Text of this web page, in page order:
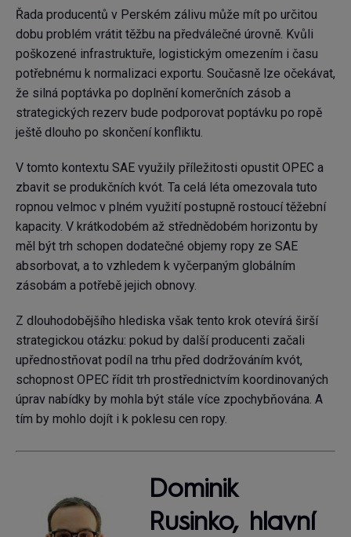
Řada producentů v Perském zálivu může mít po určitou
dobu problém vrátit těžbu na předválečné úrovně. Kvůli
poškozené infrastruktuře, logistickým omezením i času
potřebnému k normalizaci exportu. Současně lze očekávat,
že silná poptávka po doplnění komerčních zásob a
strategických rezerv bude podporovat poptávku po ropě
ještě dlouho po skončení konfliktu.
V tomto kontextu SAE využily příležitosti opustit OPEC a
zbavit se produkčních kvót. Ta celá léta omezovala tuto
ropnou velmoc v plném využití postupně rostoucí těžební
kapacity. V krátkodobém až střednědobém horizontu by
měl být trh schopen dodatečné objemy ropy ze SAE
absorbovat, a to vzhledem k vyčerpaným globálním
zásobám a potřebě jejich obnovy.
Z dlouhodobějšího hlediska však tento krok otevírá širší
strategickou otázku: pokud by další producenti začali
upřednostňovat podíl na trhu před dodržováním kvót,
schopnost OPEC řídit trh prostřednictvím koordinovaných
úprav nabídky by mohla být stále více zpochybňována. A
tím by mohlo dojít i k poklesu cen ropy.
Dominik
Rusinko, hlavní